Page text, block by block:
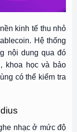
kinh tế thu nhỏ
Hệ thống
nội dung qua đó
khoa học và bảo
có thể kiểm tra
nhạc ở mức độ